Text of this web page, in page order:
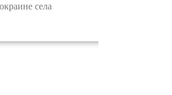
села